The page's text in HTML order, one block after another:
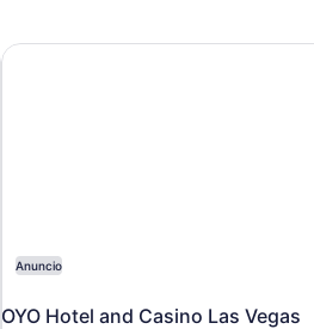
Anuncio
OYO Hotel and Casino Las Vegas
OYO Hotel and Casino Las Vegas